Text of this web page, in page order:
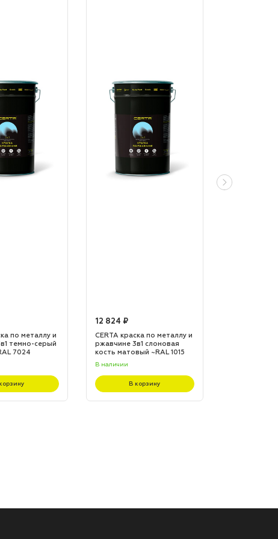
по металлу и
темно-серый
7024
12 824 ₽
CERTA краска по металлу и
ржавчине 3в1 слоновая
кость матовый ~RAL 1015
В наличии
В корзину